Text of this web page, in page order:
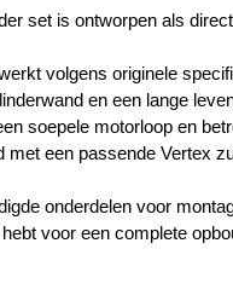
set is ontworpen als
volgens originele
en een lange
soepele motorloop en
met een passende Vertex
onderdelen voor
voor een complete